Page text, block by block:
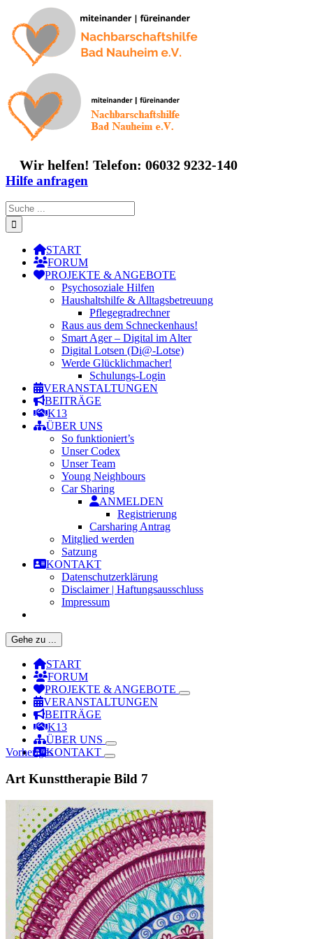
Inhalt
springen
Wir helfen! Telefon: 06032 9232-140
Hilfe anfragen
Suche
nach:
START
FORUM
PROJEKTE & ANGEBOTE
Psychosoziale Hilfen
Haushaltshilfe & Alltagsbetreuung
Pflegegradrechner
Raus aus dem Schneckenhaus!
Smart Ager – Digital im Alter
Digital Lotsen (Di@-Lotse)
Werde Glücklichmacher!
Schulungs-Login
VERANSTALTUNGEN
BEITRÄGE
K13
ÜBER UNS
So funktioniert’s
Unser Codex
Unser Team
Young Neighbours
Car Sharing
ANMELDEN
Registrierung
Carsharing Antrag
Mitglied werden
Satzung
KONTAKT
Datenschutzerklärung
Disclaimer | Haftungsausschluss
Impressum
Gehe zu ...
START
FORUM
PROJEKTE & ANGEBOTE
VERANSTALTUNGEN
BEITRÄGE
K13
ÜBER UNS
KONTAKT
Vorheriges
Art Kunsttherapie Bild 7